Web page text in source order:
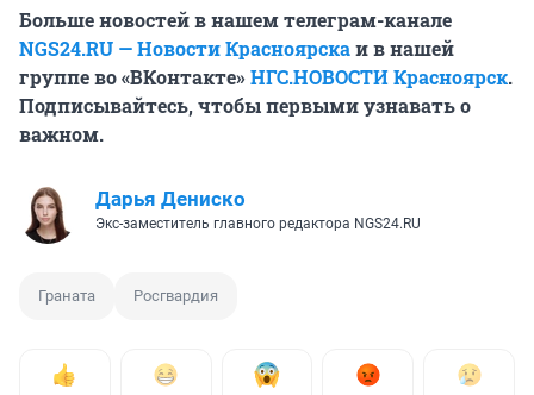
Больше новостей в нашем телеграм-канале
NGS24.RU — Новости Красноярскаи в нашей
группе во «ВКонтакте»НГС.НОВОСТИ Красноярск.
Подписывайтесь, чтобы первыми узнавать о
важном.
Дарья Дениско
Экс-заместитель главного редактора NGS24.RU
Граната Росгвардия